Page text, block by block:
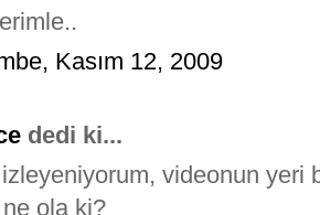
Kasım 12, 2009
dedi ki...
videonun yeri
ola ki?